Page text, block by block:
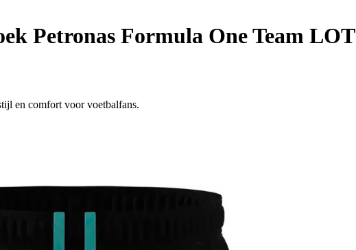
Petronas Formula One Team LOT
en comfort voor voetbalfans.